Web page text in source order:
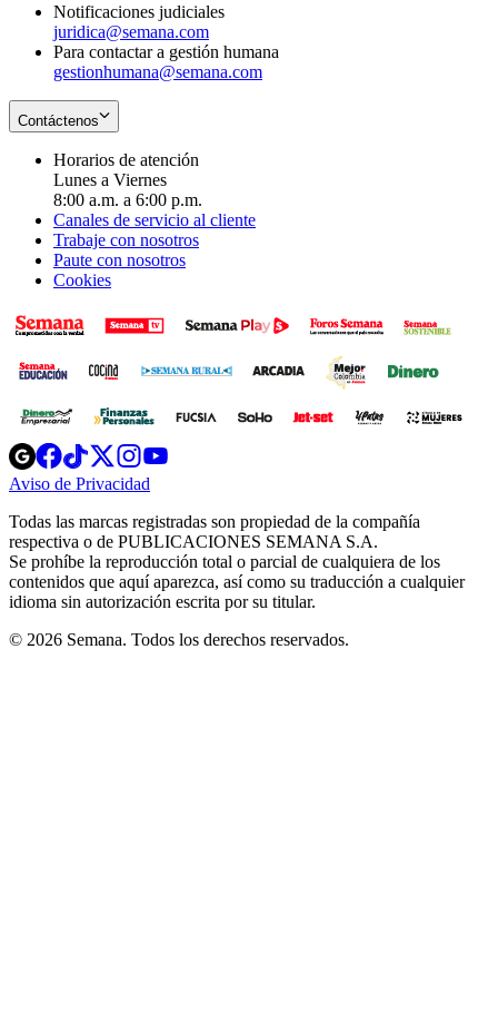
Notificaciones judiciales
juridica@semana.com
Para contactar a gestión humana
gestionhumana@semana.com
Contáctenos
Horarios de atención
Lunes a Viernes
8:00 a.m. a 6:00 p.m.
Canales de servicio al cliente
Trabaje con nosotros
Paute con nosotros
Cookies
Opens
in
new
Opens
in
new
Opens
in
new
window
Opens
new
windowwindow
Aviso de Privacidad
new
window
Todas las marcas registradas son propiedad de la compañía
respectiva o de PUBLICACIONES SEMANA S.A.
Se prohíbe la reproducción total o parcial de cualquiera de los
contenidos que aquí aparezca, así como su traducción a cualquier
idioma sin autorización escrita por su titular.
© 2026 Semana. Todos los derechos reservados.